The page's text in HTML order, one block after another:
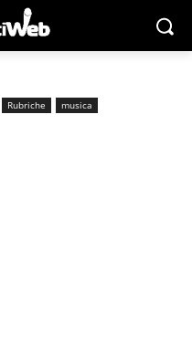
Rubriche musica